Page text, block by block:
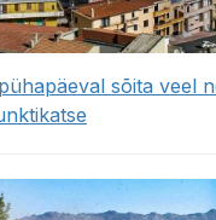
sõita veel